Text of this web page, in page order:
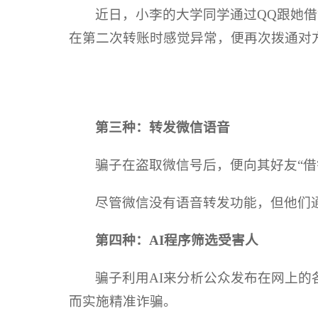
近日，小李的大学同学通过QQ跟她
在第二次转账时感觉异常，便再次拨通
第三种：转发微信语音
骗子在盗取微信号后，便向其好友“
尽管微信没有语音转发功能，但他
第四种：AI程序筛选受害人
骗子利用AI来分析公众发布在网上
而实施精准诈骗。